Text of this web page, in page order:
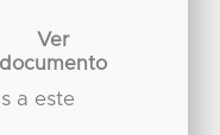
Ver
documento
a este